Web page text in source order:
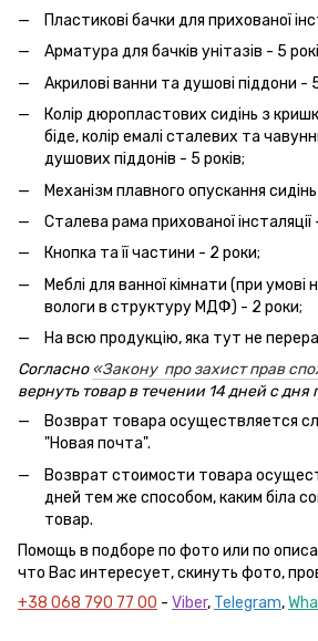
Пластикові бачки для прихованої
Арматура для бачків унітазів - 5
Акрилові ванни та душові піддони -
Колір дюропластових сидінь з
біде, колір емалі сталевих та
душових піддонів - 5 років;
Механізм плавного опускання
Сталева рама прихованої інсталяції
Кнопка та її частини - 2 роки;
Меблі для ванної кімнати (при умові
вологи в структуру МДФ) - 2 роки;
На всю продукцію, яка тут не
Согласно«Закону про захист прав
вернуть товар в течении 14 дней с дня
Возврат товара осуществляется
"Новая почта".
Возврат стоимости товара
дней тем же способом, каким біла
товар.
Помощь в подборе по фото или по
что Вас интересует, скинуть фото,
+38 068 790 77 00 - Viber, Telegram,